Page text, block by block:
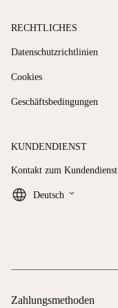
RECHTLICHES
Datenschutzrichtlinien
Cookies
Geschäftsbedingungen
KUNDENDIENST
Kontakt zum Kundendienst
Deutsch keyboard_arrow_down
Zahlungsmethoden